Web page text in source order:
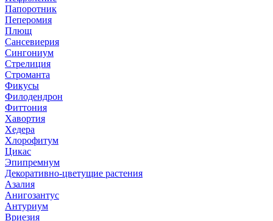
Папоротник
Пеперомия
Плющ
Сансевиерия
Сингониум
Стрелиция
Строманта
Фикусы
Филодендрон
Фиттония
Хавортия
Хедера
Хлорофитум
Цикас
Эпипремнум
Декоративно-цветущие растения
Азалия
Анигозантус
Антуриум
Вриезия